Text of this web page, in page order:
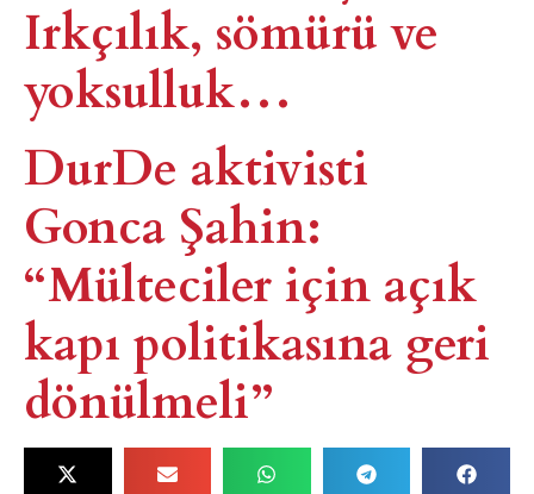
Irkçılık, sömürü ve
yoksulluk…
DurDe aktivisti
Gonca Şahin:
“Mülteciler için açık
kapı politikasına geri
dönülmeli”